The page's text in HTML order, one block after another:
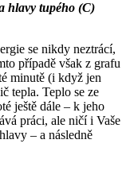
hlavy tupého (C)
se nikdy neztrácí,
případě však z grafu
minutě (i když jen
tepla. Teplo se ze
ještě dále – k jeho
práci, ale ničí i Vaše
– a následně